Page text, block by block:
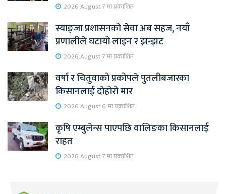
2026 August 7 मा प्रकाशित
स्याङ्जा प्रशासनको सेवा अब सहज, नयाँ
प्रणालीले घटायो लाइन र झन्झट
2026 August 7 मा प्रकाशित
वर्षा र चितुवाको प्रकोपले पुतलीबजारका
किसानलाई दोहोरो मार
2026 August 6 मा प्रकाशित
कृषि एम्बुलेन्स पाएपछि वालिङका किसानलाई
राहत
2026 August 7 मा प्रकाशित